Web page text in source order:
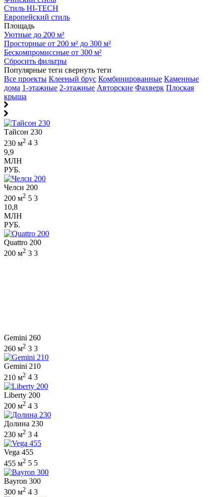
Стиль HI-TECH
Европейский стиль
Площадь
Уютные до 200 м²
Просторные от 200 м² до 300 м²
Бескомпромиссные от 300 м²
Сбросить фильтры
Популярные теги свернуть теги
Все проекты Клееный брус Комбинированные Каменные
дома 1-этажные 2-этажные Авторские Фахверк Плоская
крыша
Тайсон 230
230 м2 4 3
9,9
МЛН
РУБ.
Челси 200
200 м2 5 3
10,8
МЛН
РУБ.
Quattro 200
200 м2 3 3
Gemini 260
260 м2 3 3
Gemini 210
210 м2 4 3
Liberty 200
200 м2 4 3
Долина 230
230 м2 3 4
Vega 455
455 м2 5 5
Bayron 300
300 м2 4 3